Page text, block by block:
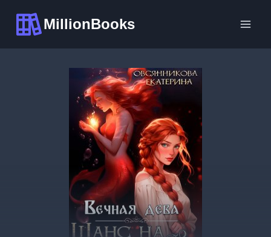
содержимому
MillionBooks